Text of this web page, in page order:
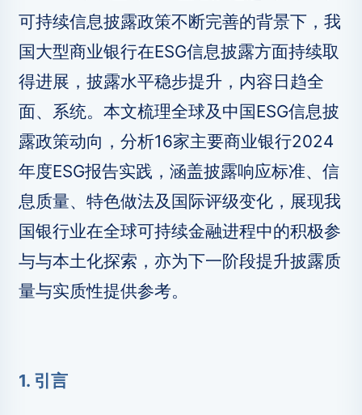
可持续信息披露政策不断完善的背景下，我
国大型商业银行在ESG信息披露方面持续取
得进展，披露水平稳步提升，内容日趋全
面、系统。本文梳理全球及中国ESG信息披
露政策动向，分析16家主要商业银行2024
年度ESG报告实践，涵盖披露响应标准、信
息质量、特色做法及国际评级变化，展现我
国银行业在全球可持续金融进程中的积极参
与与本土化探索，亦为下一阶段提升披露质
量与实质性提供参考。
1. 引言